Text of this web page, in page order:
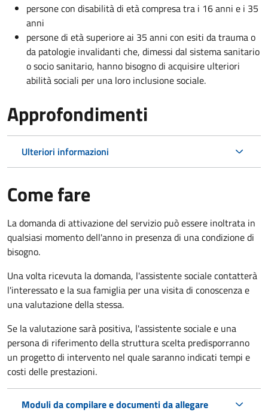
persone con disabilità di età compresa tra i 16 anni e i 35
anni
persone di età superiore ai 35 anni con esiti da trauma o
da patologie invalidanti che, dimessi dal sistema sanitario
o socio sanitario, hanno bisogno di acquisire ulteriori
abilità sociali per una loro inclusione sociale.
Approfondimenti
Ulteriori informazioni
Come fare
La domanda di attivazione del servizio può essere inoltrata in
qualsiasi momento dell'anno in presenza di una condizione di
bisogno.
Una volta ricevuta la domanda, l'assistente sociale contatterà
l'interessato e la sua famiglia per una visita di conoscenza e
una valutazione della stessa.
Se la valutazione sarà positiva, l'assistente sociale e una
persona di riferimento della struttura scelta predisporranno
un progetto di intervento nel quale saranno indicati tempi e
costi delle prestazioni.
Moduli da compilare e documenti da allegare